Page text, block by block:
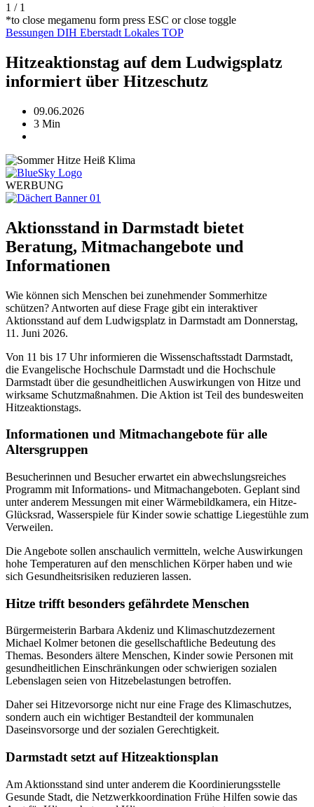
1 / 1
*to close megamenu form press ESC or close toggle
Bessungen DIH Eberstadt Lokales TOP
Hitzeaktionstag auf dem Ludwigsplatz
informiert über Hitzeschutz
09.06.2026
3 Min
WERBUNG
Aktionsstand in Darmstadt bietet
Beratung, Mitmachangebote und
Informationen
Wie können sich Menschen bei zunehmender Sommerhitze
schützen? Antworten auf diese Frage gibt ein interaktiver
Aktionsstand auf dem Ludwigsplatz in Darmstadt am Donnerstag,
11. Juni 2026.
Von 11 bis 17 Uhr informieren die Wissenschaftsstadt Darmstadt,
die Evangelische Hochschule Darmstadt und die Hochschule
Darmstadt über die gesundheitlichen Auswirkungen von Hitze und
wirksame Schutzmaßnahmen. Die Aktion ist Teil des bundesweiten
Hitzeaktionstags.
Informationen und Mitmachangebote für alle
Altersgruppen
Besucherinnen und Besucher erwartet ein abwechslungsreiches
Programm mit Informations- und Mitmachangeboten. Geplant sind
unter anderem Messungen mit einer Wärmebildkamera, ein Hitze-
Glücksrad, Wasserspiele für Kinder sowie schattige Liegestühle zum
Verweilen.
Die Angebote sollen anschaulich vermitteln, welche Auswirkungen
hohe Temperaturen auf den menschlichen Körper haben und wie
sich Gesundheitsrisiken reduzieren lassen.
Hitze trifft besonders gefährdete Menschen
Bürgermeisterin Barbara Akdeniz und Klimaschutzdezernent
Michael Kolmer betonen die gesellschaftliche Bedeutung des
Themas. Besonders ältere Menschen, Kinder sowie Personen mit
gesundheitlichen Einschränkungen oder schwierigen sozialen
Lebenslagen seien von Hitzebelastungen betroffen.
Daher sei Hitzevorsorge nicht nur eine Frage des Klimaschutzes,
sondern auch ein wichtiger Bestandteil der kommunalen
Daseinsvorsorge und der sozialen Gerechtigkeit.
Darmstadt setzt auf Hitzeaktionsplan
Am Aktionsstand sind unter anderem die Koordinierungsstelle
Gesunde Stadt, die Netzwerkkoordination Frühe Hilfen sowie das